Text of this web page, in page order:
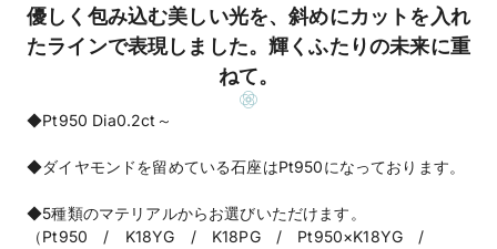
優しく包み込む美しい光を、斜めにカットを入れ
たラインで表現しました。輝くふたりの未来に重
ねて。
◆Pt950 Dia0.2ct～
◆ダイヤモンドを留めている石座はPt950になっております。
◆5種類のマテリアルからお選びいただけます。
（Pt950 / K18YG / K18PG / Pt950×K18YG /